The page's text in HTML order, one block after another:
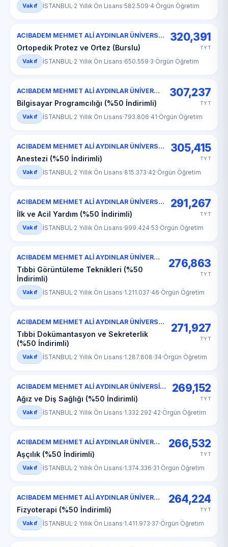
Vakıf İSTANBUL ·2 Yıllık Ön Lisans·582.509·4·Örgün Öğretim
ACIBADEM MEHMET ALİ AYDINLAR ÜNİVERSİTESİ
Ortopedik Protez ve Ortez (Burslu)
320,391
TYT
Vakıf İSTANBUL ·2 Yıllık Ön Lisans·650.559·3·Örgün Öğretim
ACIBADEM MEHMET ALİ AYDINLAR ÜNİVERSİTESİ
Bilgisayar Programcılığı (%50 İndirimli)
307,237
TYT
Vakıf İSTANBUL ·2 Yıllık Ön Lisans·793.806·41·Örgün Öğretim
ACIBADEM MEHMET ALİ AYDINLAR ÜNİVERSİTESİ
Anestezi (%50 İndirimli)
305,415
TYT
Vakıf İSTANBUL ·2 Yıllık Ön Lisans·815.373·42·Örgün Öğretim
ACIBADEM MEHMET ALİ AYDINLAR ÜNİVERSİTESİ
İlk ve Acil Yardım (%50 İndirimli)
291,267
TYT
Vakıf İSTANBUL ·2 Yıllık Ön Lisans·999.424·53·Örgün Öğretim
ACIBADEM MEHMET ALİ AYDINLAR ÜNİVERSİTESİ
Tıbbi Görüntüleme Teknikleri (%50
İndirimli)
276,863
TYT
Vakıf İSTANBUL ·2 Yıllık Ön Lisans·1.211.037·46·Örgün Öğretim
ACIBADEM MEHMET ALİ AYDINLAR ÜNİVERSİTESİ
Tıbbi Dokümantasyon ve Sekreterlik
(%50 İndirimli)
271,927
TYT
Vakıf İSTANBUL ·2 Yıllık Ön Lisans·1.287.808·34·Örgün Öğretim
ACIBADEM MEHMET ALİ AYDINLAR ÜNİVERSİTESİ
Ağız ve Diş Sağlığı (%50 İndirimli)
269,152
TYT
Vakıf İSTANBUL ·2 Yıllık Ön Lisans·1.332.292·42·Örgün Öğretim
ACIBADEM MEHMET ALİ AYDINLAR ÜNİVERSİTESİ
Aşçılık (%50 İndirimli)
266,532
TYT
Vakıf İSTANBUL ·2 Yıllık Ön Lisans·1.374.336·31·Örgün Öğretim
ACIBADEM MEHMET ALİ AYDINLAR ÜNİVERSİTESİ
Fizyoterapi (%50 İndirimli)
264,224
TYT
Vakıf İSTANBUL ·2 Yıllık Ön Lisans·1.411.973·37·Örgün Öğretim